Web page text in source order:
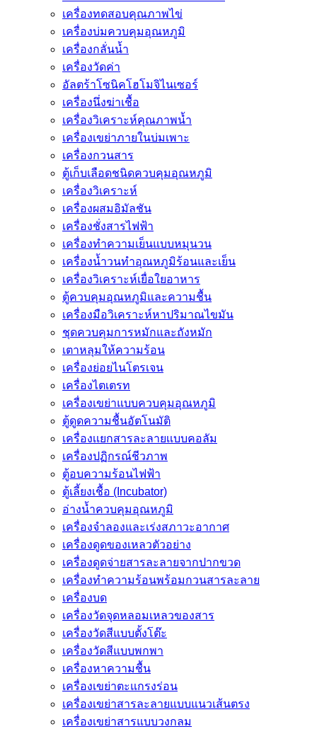
เครื่องทดสอบคุณภาพไข่
เครื่องบ่มควบคุมอุณหภูมิ
เครื่องกลั่นน้ำ
เครื่องวัดค่า
อัลตร้าโซนิคโฮโมจิไนเซอร์
เครื่องนึ่งฆ่าเชื้อ
เครื่องวิเคราะห์คุณภาพน้ำ
เครื่องเขย่าภายในบ่มเพาะ
เครื่องกวนสาร
ตู้เก็บเลือดชนิดควบคุมอุณหภูมิ
เครื่องวิเคราะห์
เครื่องผสมอิมัลชัน
เครื่องชั่งสารไฟฟ้า
เครื่องทำความเย็นแบบหมุนวน
เครื่องน้ำวนทำอุณหภูมิร้อนและเย็น
เครื่องวิเคราะห์เยื่อใยอาหาร
ตู้ควบคุมอุณหภูมิและความชื้น
เครื่องมือวิเคราะห์หาปริมาณไขมัน
ชุดควบคุมการหมักและถังหมัก
เตาหลุมให้ความร้อน
เครื่องย่อยไนโตรเจน
เครื่องไตเตรท
เครื่องเขย่าแบบควบคุมอุณหภูมิ
ตู้ดูดความชื้นอัตโนมัติ
เครื่องเเยกสารละลายเเบบคอลัม
เครื่องปฏิกรณ์ชีวภาพ
ตู้อบความร้อนไฟฟ้า
ตู้เลี้ยงเชื้อ (Incubator)
อ่างน้ำควบคุมอุณหภูมิ
เครื่องจำลองและเร่งสภาวะอากาศ
เครื่องดูดของเหลวตัวอย่าง
เครื่องดูดจ่ายสารละลายจากปากขวด
เครื่องทำความร้อนพร้อมกวนสารละลาย
เครื่องบด
เครื่องวัดจุดหลอมเหลวของสาร
เครื่องวัดสีแบบตั้งโต๊ะ
เครื่องวัดสีแบบพกพา
เครื่องหาความชื้น
เครื่องเขย่าตะแกรงร่อน
เครื่องเขย่าสารละลายแบบแนวเส้นตรง
เครื่องเขย่าสารแบบวงกลม